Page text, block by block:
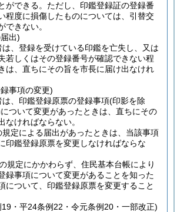
ができる。 ただし、印鑑登録証の登録番
程度に損傷したものについては、引替交
できない。
出)
は、登録を受けている印鑑を亡失し、又は
若しくはその登録番号が確認できない程
は、直ちにその旨を市長に届け出なけれ
事項の変更)
は、印鑑登録原票の登録事項(印影を除
について変更があったときは、直ちにその
なければならない。
規定による届出があったときは、当該事項
印鑑登録原票を変更しなければならな
規定にかかわらず、住民基本台帳により
録事項について変更があることを知った
について、印鑑登録原票を変更すること
・平24条例22・令元条例20・一部改正)